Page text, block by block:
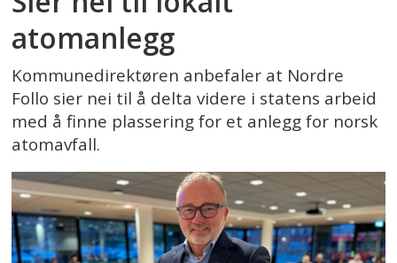
atomanlegg
Kommunedirektøren anbefaler at Nordre
Follo sier nei til å delta videre i statens arbeid
med å finne plassering for et anlegg for norsk
atomavfall.